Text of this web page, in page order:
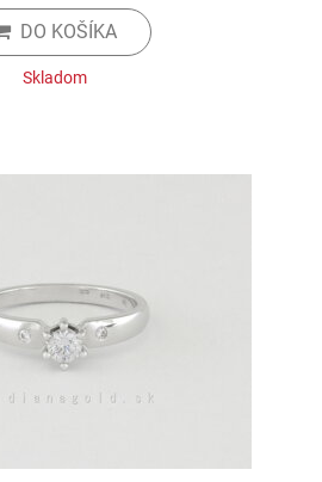
DO KOŠÍKA
Skladom